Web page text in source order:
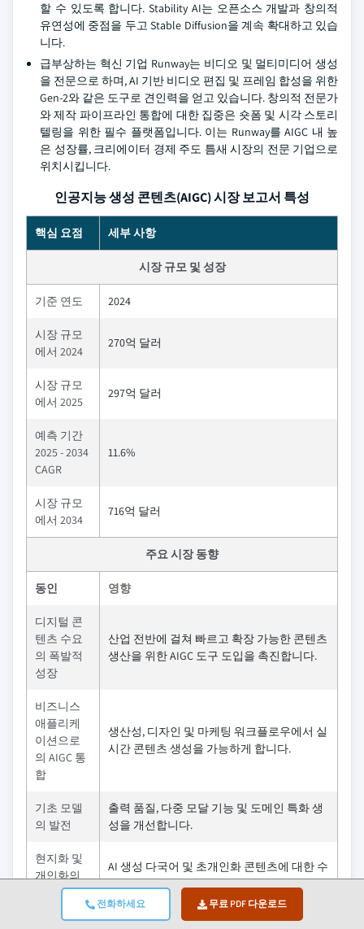
전화하세요 무료 PDF 다운로드
할 수 있도록 합니다. Stability AI는 오픈소스 개발과 창의적
유연성에 중점을 두고 Stable Diffusion을 계속 확대하고 있습
니다.
급부상하는 혁신 기업 Runway는 비디오 및 멀티미디어 생성
을 전문으로 하며, AI 기반 비디오 편집 및 프레임 합성을 위한
Gen-2와 같은 도구로 견인력을 얻고 있습니다. 창의적 전문가
와 제작 파이프라인 통합에 대한 집중은 숏폼 및 시각 스토리
텔링을 위한 필수 플랫폼입니다. 이는 Runway를 AIGC 내 높
은 성장률, 크리에이터 경제 주도 틈새 시장의 전문 기업으로
위치시킵니다.
인공지능 생성 콘텐츠(AIGC) 시장 보고서 특성
핵심 요점 세부 사항
시장 규모 및 성장
기준 연도 2024
시장 규모
에서 2024
270억 달러
시장 규모
에서 2025
297억 달러
예측 기간
2025 - 2034
CAGR
11.6%
시장 규모
에서 2034
716억 달러
주요 시장 동향
동인 영향
디지털 콘
텐츠 수요
의 폭발적
성장
산업 전반에 걸쳐 빠르고 확장 가능한 콘텐츠
생산을 위한 AIGC 도구 도입을 촉진합니다.
비즈니스
애플리케
이션으로
의 AIGC 통
합
생산성, 디자인 및 마케팅 워크플로우에서 실
시간 콘텐츠 생성을 가능하게 합니다.
기초 모델
의 발전
출력 품질, 다중 모달 기능 및 도메인 특화 생
성을 개선합니다.
현지화 및
개인화의
필요성
AI 생성 다국어 및 초개인화 콘텐츠에 대한 수
요를 촉진합니다.